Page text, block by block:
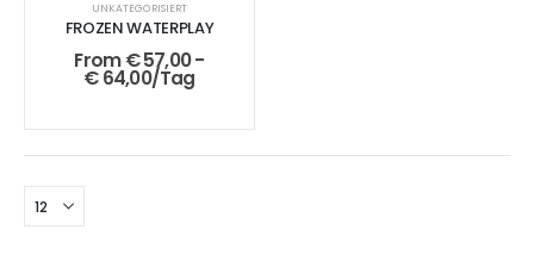
UNKATEGORISIERT
FROZEN WATERPLAY
From€57,00-
€64,00/Tag